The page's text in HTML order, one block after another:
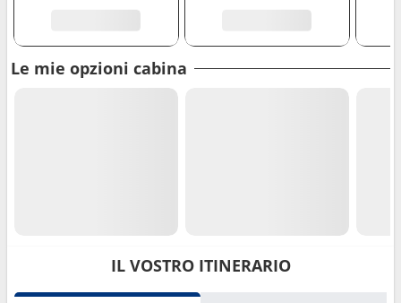
Le mie opzioni cabina
IL VOSTRO ITINERARIO